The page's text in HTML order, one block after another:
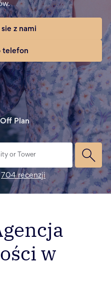
z nami
telefon
Off Plan
704 recenzji
w